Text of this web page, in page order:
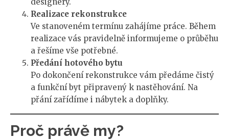
Realizace rekonstrukce
Ve stanoveném termínu zahájíme práce. Během
realizace vás pravidelně informujeme o průběhu
a řešíme vše potřebné.
Předání hotového bytu
Po dokončení rekonstrukce vám předáme čistý
a funkční byt připravený k nastěhování. Na
přání zařídíme i nábytek a doplňky.
Proč právě my?